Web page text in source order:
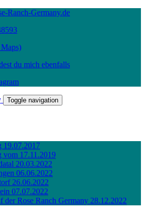
Ranch-Germany.de
du mich ebenfalls
Toggle navigation
19.07.2017
vom 17.11.2019
20.03.2022
06.06.2022
26.06.2022
07.07.2022
der Rose Ranch Germany 28.12.2022